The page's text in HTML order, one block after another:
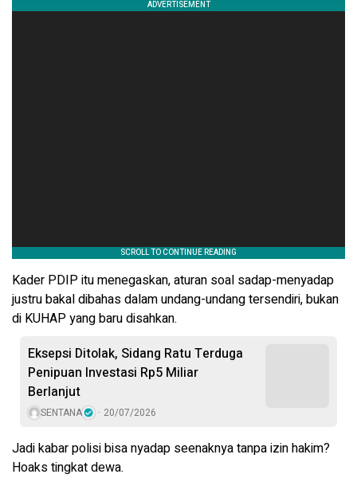
Kader PDIP itu menegaskan, aturan soal sadap-menyadap
justru bakal dibahas dalam undang-undang tersendiri, bukan
di KUHAP yang baru disahkan.
Eksepsi Ditolak, Sidang Ratu Terduga
Penipuan Investasi Rp5 Miliar
Berlanjut
SENTANA 20/07/2026
Jadi kabar polisi bisa nyadap seenaknya tanpa izin hakim?
Hoaks tingkat dewa.